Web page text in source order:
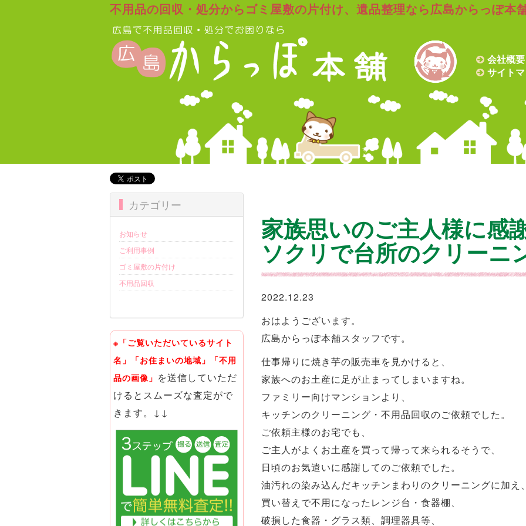
不用品の回収・処分からゴミ屋敷の片付け、遺品整理なら広島からっぽ本
会社概要
サイト
カテゴリー
お知らせ
ご利用事例
ゴミ屋敷の片付け
不用品回収
※「ご覧いただいているサイト
名」「お住まいの地域」「不用
品の画像」 を送信していただ
けるとスムーズな査定がで
きます。↓↓
家族思いのご主人様に感
ソクリで台所のクリーニ
2022.12.23
おはようございます。
広島からっぽ本舗スタッフです。
仕事帰りに焼き芋の販売車を見かけると、
家族へのお土産に足が止まってしまいますね。
ファミリー向けマンションより、
キッチンのクリーニング・不用品回収のご依頼でした。
ご依頼主様のお宅でも、
ご主人がよくお土産を買って帰って来られるそうで、
日頃のお気遣いに感謝してのご依頼でした。
油汚れの染み込んだキッチンまわりのクリーニングに加え
買い替えで不用になったレンジ台・食器棚、
破損した食器・グラス類、調理器具等、